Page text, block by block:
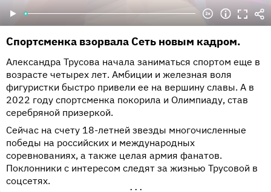
Спортсменка взорвала Сеть новым кадром.
Александра Трусова начала заниматься спортом еще в
возрасте четырех лет. Амбиции и железная воля
фигуристки быстро привели ее на вершину славы. А в
2022 году спортсменка покорила и Олимпиаду, став
серебряной призеркой.
Сейчас на счету 18-летней звезды многочисленные
победы на российских и международных
соревнованиях, а также целая армия фанатов.
Поклонники с интересом следят за жизнью Трусовой в
соцсетях.
•••